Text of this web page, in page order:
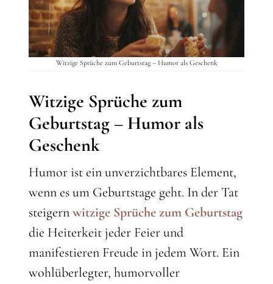
Witzige Sprüche zum Geburtstag – Humor als Geschenk
Witzige Sprüche zum
Geburtstag – Humor als
Geschenk
Humor ist ein unverzichtbares Element,
wenn es um Geburtstage geht. In der Tat
steigernwitzige Sprüche zum Geburtstag
die Heiterkeit jeder Feier und
manifestieren Freude in jedem Wort. Ein
wohlüberlegter, humorvoller